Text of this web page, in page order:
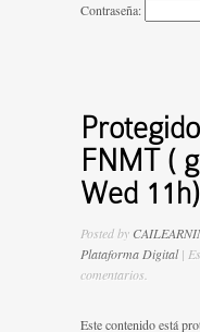
Contraseña:
FNMT (
Wed 11h)
Posted by
Plataforma Digital|
comentarios.
Este contenido está